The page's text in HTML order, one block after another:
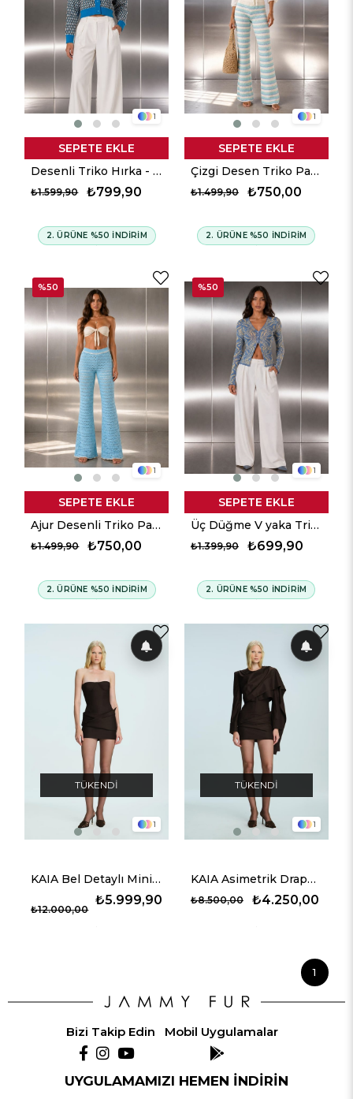
1
Desenli Triko Hırka - Mavi
₺799,90
₺1.599,90
SEPETE EKLE
2. ÜRÜNE %50 İNDİRİM
1
Çizgi Desen Triko Pantalon - Aqua
₺750,00
₺1.499,90
SEPETE EKLE
2. ÜRÜNE %50 İNDİRİM
1
Ajur Desenli Triko Pantalon - Aqua
₺750,00
₺1.499,90
SEPETE EKLE
2. ÜRÜNE %50 İNDİRİM
%50
1
Üç Düğme V yaka Triko Hırka - Mavi
₺699,90
₺1.399,90
SEPETE EKLE
2. ÜRÜNE %50 İNDİRİM
%50
TÜKENDI
1
KAIA Bel Detaylı Mini Elbise - Kahverengi
₺5.999,90
₺12.000,00
TÜKENDI
1
KAIA Asimetrik Drapeli Detaylı Ceket - Kahverengi
₺4.250,00
₺8.500,00
1
Bizi Takip Edin Mobil Uygulamalar
UYGULAMAMIZI HEMEN İNDİRİN